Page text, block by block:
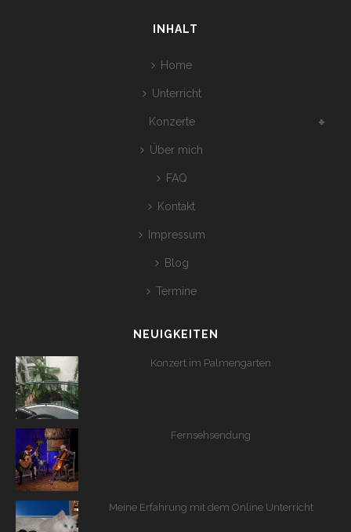
INHALT
Home
Unterricht
Konzerte
Über mich
FAQ
Kontakt
Impressum
Blog
Termine
NEUIGKEITEN
Konzert im Palmengarten
Fernsehsendung
Meine Erfahrung mit dem Online Unterricht